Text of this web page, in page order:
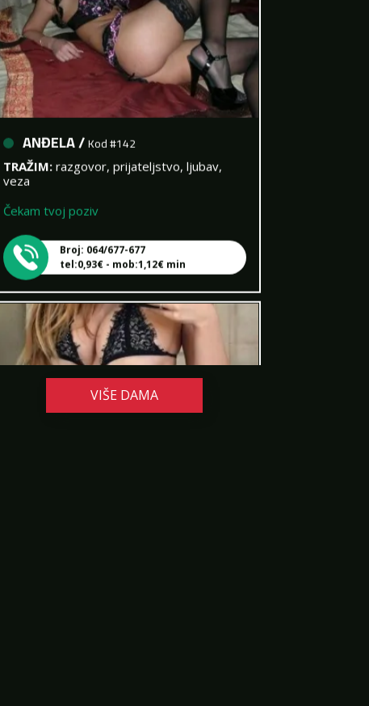
TRAŽIM:razgovor, prijateljstvo, ljubav,
veza
tel:0,93€ - mob:1,12€ min
VIŠE DAMA